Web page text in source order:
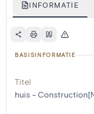
INFORMATIE
BASISINFORMATIE
Titel
huis -